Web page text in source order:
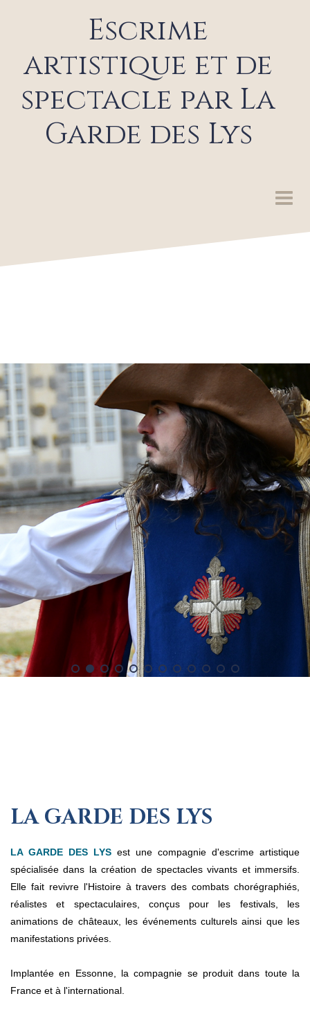
Escrime
artistique et de
spectacle par La
Garde des Lys
LA GARDE DES LYS
LA GARDE DES LYS
LA GARDE DES LYS est une compagnie d'escrime artistique
spécialisée dans la création de spectacles vivants et immersifs.
Elle fait revivre l'Histoire à travers des combats chorégraphiés,
réalistes et spectaculaires, conçus pour les festivals, les
animations de châteaux, les événements culturels ainsi que les
manifestations privées.
Implantée en Essonne, la compagnie se produit dans toute la
France et à l'international.